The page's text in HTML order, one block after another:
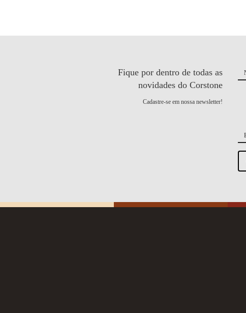
Fique por dentro de todas as
novidades do Corstone
Cadastre-se em nossa newsletter!